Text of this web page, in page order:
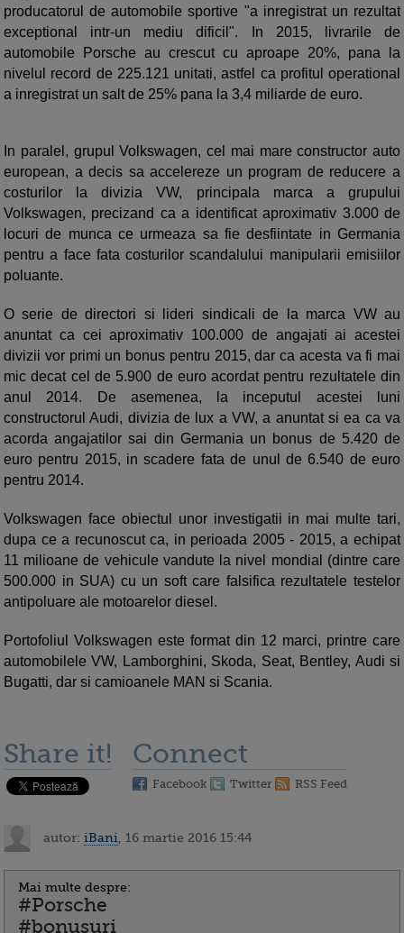
producatorul de automobile sportive "a inregistrat un rezultat
exceptional intr-un mediu dificil". In 2015, livrarile de
automobile Porsche au crescut cu aproape 20%, pana la
nivelul record de 225.121 unitati, astfel ca profitul operational
a inregistrat un salt de 25% pana la 3,4 miliarde de euro.
In paralel, grupul Volkswagen, cel mai mare constructor auto
european, a decis sa accelereze un program de reducere a
costurilor la divizia VW, principala marca a grupului
Volkswagen, precizand ca a identificat aproximativ 3.000 de
locuri de munca ce urmeaza sa fie desfiintate in Germania
pentru a face fata costurilor scandalului manipularii emisiilor
poluante.
O serie de directori si lideri sindicali de la marca VW au
anuntat ca cei aproximativ 100.000 de angajati ai acestei
divizii vor primi un bonus pentru 2015, dar ca acesta va fi mai
mic decat cel de 5.900 de euro acordat pentru rezultatele din
anul 2014. De asemenea, la inceputul acestei luni
constructorul Audi, divizia de lux a VW, a anuntat si ea ca va
acorda angajatilor sai din Germania un bonus de 5.420 de
euro pentru 2015, in scadere fata de unul de 6.540 de euro
pentru 2014.
Volkswagen face obiectul unor investigatii in mai multe tari,
dupa ce a recunoscut ca, in perioada 2005 - 2015, a echipat
11 milioane de vehicule vandute la nivel mondial (dintre care
500.000 in SUA) cu un soft care falsifica rezultatele testelor
antipoluare ale motoarelor diesel.
Portofoliul Volkswagen este format din 12 marci, printre care
automobilele VW, Lamborghini, Skoda, Seat, Bentley, Audi si
Bugatti, dar si camioanele MAN si Scania.
Share it! Connect
Facebook Twitter RSS Feed
autor: iBani , 16 martie 2016 15:44
Mai multe despre:
#Porsche
#bonusuri